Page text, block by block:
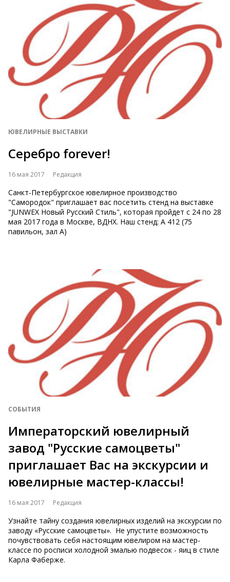
ЮВЕЛИРНЫЕ ВЫСТАВКИ
Серебро forever!
16 мая 2017 Редакция
Санкт-Петербургское ювелирное производство
"Самородок" приглашает вас посетить стенд на выставке
"JUNWEX Новый Русский Стиль", которая пройдет с 24 по 28
мая 2017 года в Москве, ВДНХ. Наш стенд: А 412 (75
павильон, зал А)
СОБЫТИЯ
Императорский ювелирный
завод "Русские самоцветы"
приглашает Вас на экскурсии и
ювелирные мастер-классы!
16 мая 2017 Редакция
Узнайте тайну создания ювелирных изделий на экскурсии по
заводу «Русские самоцветы». Не упустите возможность
почувствовать себя настоящим ювелиром на мастер-
классе по росписи холодной эмалью подвесок - яиц в стиле
Карла Фаберже.